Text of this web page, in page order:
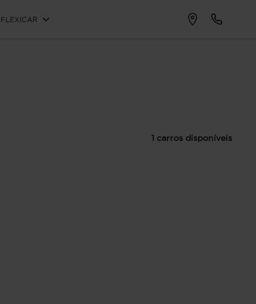
FLEXICAR
1 carros disponíveis